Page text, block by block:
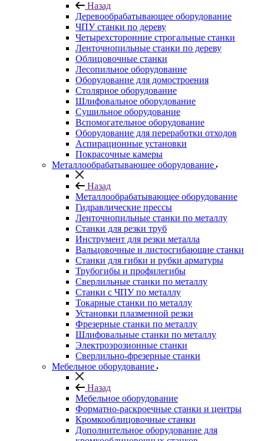
Назад
Деревообрабатывающее оборудование
ЧПУ станки по дереву
Четырехсторонние строгальные станки
Ленточнопильные станки по дереву
Облицовочные станки
Лесопильное оборудование
Оборудование для домостроения
Столярное оборудование
Шлифовальное оборудование
Сушильное оборудование
Вспомогательное оборудование
Оборудование для переработки отходов
Аспирационные установки
Покрасочные камеры
Металлообрабатывающее оборудование
Назад
Металлообрабатывающее оборудование
Гидравлические прессы
Ленточнопильные станки по металлу
Станки для резки труб
Инструмент для резки металла
Вальцовочные и листосгибающие станки
Станки для гибки и рубки арматуры
Трубогибы и профилегибы
Сверлильные станки по металлу
Станки с ЧПУ по металлу
Токарные станки по металлу
Установки плазменной резки
Фрезерные станки по металлу
Шлифовальные станки по металлу
Электроэрозионные станки
Сверлильно-фрезерные станки
Мебельное оборудование
Назад
Мебельное оборудование
Форматно-раскроечные станки и центры
Кромкооблицовочные станки
Дополнительное оборудование для